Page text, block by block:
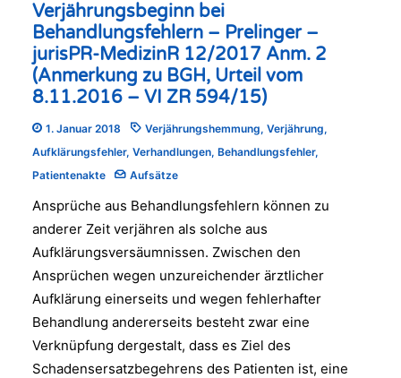
Verjährungsbeginn bei
Behandlungsfehlern – Prelinger –
jurisPR-MedizinR 12/2017 Anm. 2
(Anmerkung zu BGH, Urteil vom
8.11.2016 – VI ZR 594/15)
1. Januar 2018 Verjährungshemmung, Verjährung,
Aufklärungsfehler, Verhandlungen, Behandlungsfehler,
Patientenakte
Aufsätze
Ansprüche aus Behandlungsfehlern können zu
anderer Zeit verjähren als solche aus
Aufklärungsversäumnissen. Zwischen den
Ansprüchen wegen unzureichender ärztlicher
Aufklärung einerseits und wegen fehlerhafter
Behandlung andererseits besteht zwar eine
Verknüpfung dergestalt, dass es Ziel des
Schadensersatzbegehrens des Patienten ist, eine